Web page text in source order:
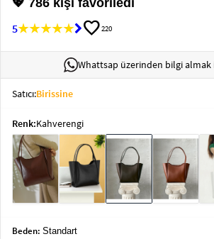
T-Shirt
Ev
Giyimkeyboard_arrow_down
Takımlarkeyboard_arrow_down
💖 786 kişi favoriledi
5
favorite220
Whattsap üzerinden bilgi
Satıcı:Birissine
Renk:Kahverengi
Beden: Standart